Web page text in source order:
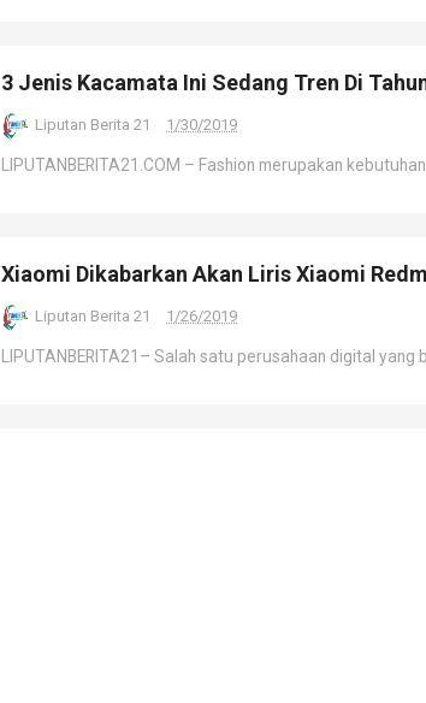
3 Jenis Kacamata Ini Sedang Tren Di
Liputan Berita 21 1/30/2019
LIPUTANBERITA21.COM – Fashion merupakan
Xiaomi Dikabarkan Akan Liris Xiaomi
Liputan Berita 21 1/26/2019
LIPUTANBERITA21– Salah satu perusahaan digital yang